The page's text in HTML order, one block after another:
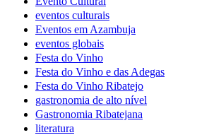
eventos culturais
Eventos em Azambuja
eventos globais
Festa do Vinho
Festa do Vinho e das Adegas
Festa do Vinho Ribatejo
gastronomia de alto nível
Gastronomia Ribatejana
literatura